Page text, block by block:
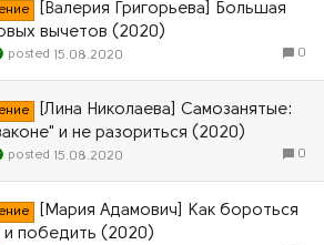
[Валерия Григорьева] Большая
вычетов (2020)
0
15.08.2020
[Лина Николаева] Самозанятые:
и не разориться (2020)
0
15.08.2020
[Мария Адамович] Как бороться
и победить (2020)